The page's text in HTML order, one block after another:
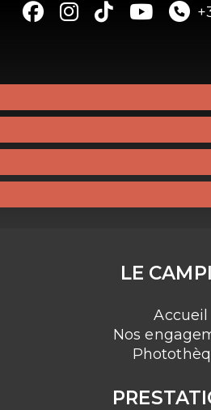
LE
Accueil
Nos